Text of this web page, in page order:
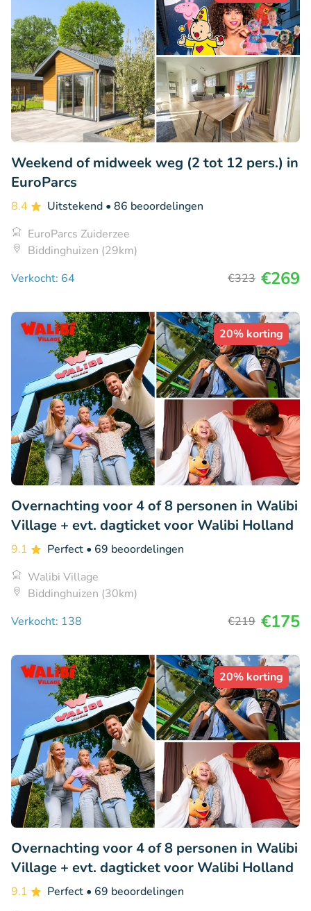
Weekend of midweek weg (2 tot 12 pers.) in
EuroParcs
8.4 Uitstekend • 86 beoordelingen
EuroParcs Zuiderzee
Biddinghuizen (29km)
Verkocht: 64
€323 €269
20% korting
Overnachting voor 4 of 8 personen in Walibi
Village + evt. dagticket voor Walibi Holland
9.1 Perfect • 69 beoordelingen
Walibi Village
Biddinghuizen (30km)
Verkocht: 138
€219 €175
20% korting
Overnachting voor 4 of 8 personen in Walibi
Village + evt. dagticket voor Walibi Holland
9.1 Perfect • 69 beoordelingen